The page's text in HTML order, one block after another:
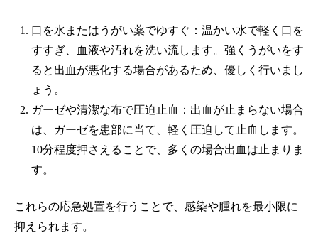
口を水またはうがい薬でゆすぐ：温かい水で軽く口を
すすぎ、血液や汚れを洗い流します。強くうがいをす
ると出血が悪化する場合があるため、優しく行いまし
ょう。
ガーゼや清潔な布で圧迫止血：出血が止まらない場合
は、ガーゼを患部に当て、軽く圧迫して止血します。
10分程度押さえることで、多くの場合出血は止まりま
す。
これらの応急処置を行うことで、感染や腫れを最小限に
抑えられます。